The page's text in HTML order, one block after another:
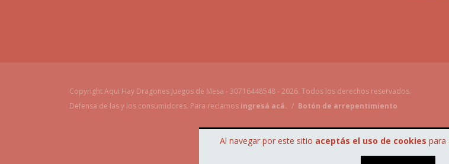
Al navegar por este sitio aceptás el uso de cookies para
Copyright Aqui Hay Dragones Juegos de Mesa - 30716448548 - 2026. Todos los derechos reservados.
Defensa de las y los consumidores. Para reclamos ingresá acá. / Botón de arrepentimiento